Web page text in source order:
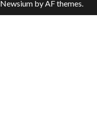
Newsium by AF themes.